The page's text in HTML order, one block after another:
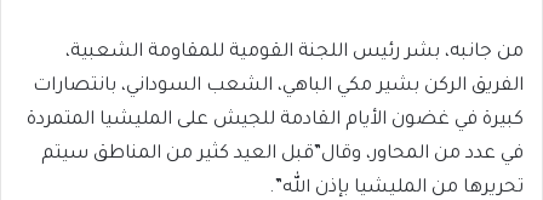
من جانبه، بشر رئيس اللجنة القومية للمقاومة الشعبية،
الفريق الركن بشير مكي الباهي، الشعب السوداني، بانتصارات
كبيرة في غضون الأيام القادمة للجيش على المليشيا المتمردة
في عدد من المحاور، وقال”قبل العيد كثير من المناطق سيتم
تحريرها من المليشيا بإذن الله”.